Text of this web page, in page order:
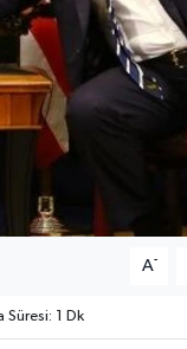
A-
Süresi: 1 Dk